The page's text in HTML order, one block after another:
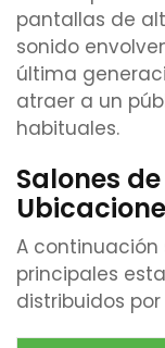
pantallas de
sonido
última
atraer a un
habituales.
Salones
A continuación
principales
distribuidos